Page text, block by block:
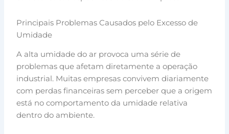
Principais Problemas Causados pelo Excesso de
Umidade
A alta umidade do ar provoca uma série de
problemas que afetam diretamente a operação
industrial. Muitas empresas convivem diariamente
com perdas financeiras sem perceber que a origem
está no comportamento da umidade relativa
dentro do ambiente.